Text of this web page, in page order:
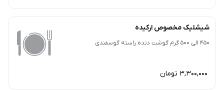
شیشلیک مخصوص ارکیده
450 الی 500 گرم گوشت دنده راسته گوسفندی
3,300,000 تومان